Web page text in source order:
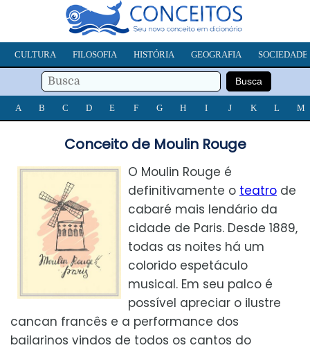
CULTURA FILOSOFIA HISTÓRIA GEOGRAFIA SOCIEDADE
A B C D E F G H I J K L M
Conceito de Moulin Rouge
O Moulin Rouge é
definitivamente o teatro de
cabaré mais lendário da
cidade de Paris. Desde 1889,
todas as noites há um
colorido espetáculo
musical. Em seu palco é
possível apreciar o ilustre
cancan francês e a performance dos
bailarinos vindos de todos os cantos do